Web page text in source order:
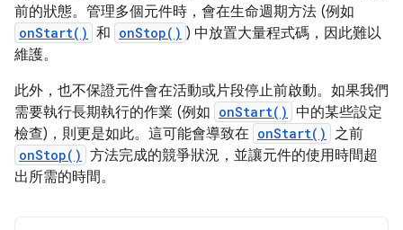
前的狀態。管理多個元件時，會在生命週期方法 (例如
onStart() 和 onStop() ) 中放置大量程式碼，因此難以
維護。
此外，也不保證元件會在活動或片段停止前啟動。如果我們
需要執行長期執行的作業 (例如 onStart() 中的某些設定
檢查)，則更是如此。這可能會導致在 onStart() 之前
onStop() 方法完成的競爭狀況，並讓元件的使用時間超
出所需的時間。